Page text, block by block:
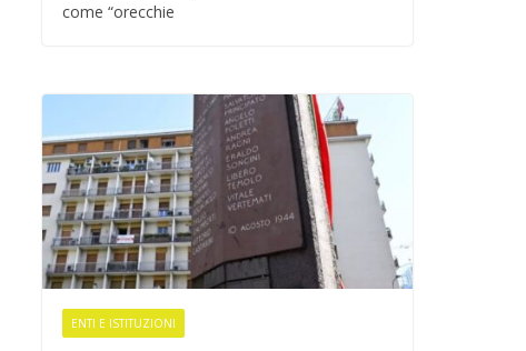
come “orecchie
ENTI E ISTITUZIONI